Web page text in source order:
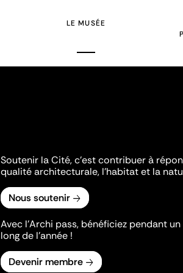
LE MUSÉE
Soutenir la Cité, c'est contribuer à
qualité architecturale, l'habitat et la
Nous soutenir
Avec l’Archi pass, bénéficiez pendant
long de l’année !
Devenir membre